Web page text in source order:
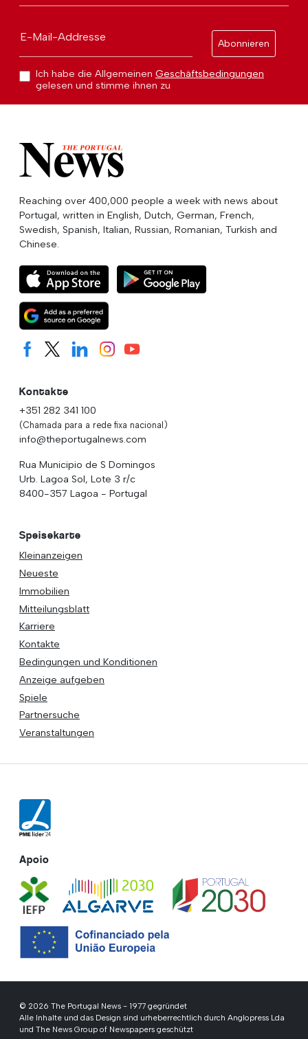
E-Mail-Addresse
Abonnieren
Ich habe die Allgemeinen Geschäftsbedingungen
gelesen und stimme ihnen zu
Reaching over 400,000 people a week with news about
Portugal, written in English, Dutch, German, French,
Swedish, Spanish, Italian, Russian, Romanian, Turkish and
Chinese.
Kontakte
+351 282 341 100
(Chamada para a rede fixa nacional)
info@theportugalnews.com
Rua Municipio de S Domingos
Urb. Lagoa Sol, Lote 3 r/c
8400-357 Lagoa - Portugal
Speisekarte
Kleinanzeigen
Neueste
Immobilien
Mitteilungsblatt
Karriere
Kontakte
Bedingungen und Konditionen
Anzeige aufgeben
Spiele
Partnersuche
Veranstaltungen
Apoio
© 2026 The Portugal News - 1977 gegründet
Alle Inhalte und das Design sind urheberrechtlich durch Anglopress Lda
und The News Group of Newspapers geschützt